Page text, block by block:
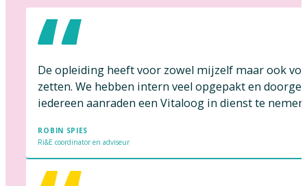
De opleiding heeft voor zowel mijzelf maar ook
zetten. We hebben intern veel opgepakt en
iedereen aanraden een Vitaloog in dienst te
ROBIN SPIES
Ri&E coordinator en adviseur